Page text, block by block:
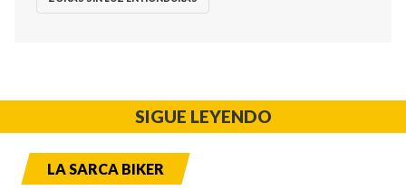
SIGUE LEYENDO
LA SARCA BIKER